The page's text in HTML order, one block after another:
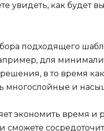
увидеть, как будет
подходящего
для
в то время
многослойные и
экономить время и
сможете